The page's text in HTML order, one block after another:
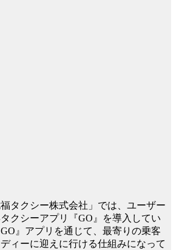
福タクシー株式会社」では、ユーザー
クシーアプリ『GO』を導入してい
』アプリを通じて、最寄りの乗客
ィーに迎えに行ける仕組みになって